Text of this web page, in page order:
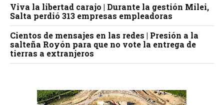
Viva la libertad carajo | Durante la gestión Milei,
Salta perdió 313 empresas empleadoras
Cientos de mensajes en las redes | Presión a la
salteña Royón para que no vote la entrega de
tierras a extranjeros